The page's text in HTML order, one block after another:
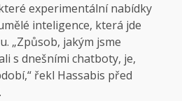
experimentální nabídky
inteligence, která jde
„Způsob, jakým jsme
s dnešními chatboty, je,
řekl Hassabis před